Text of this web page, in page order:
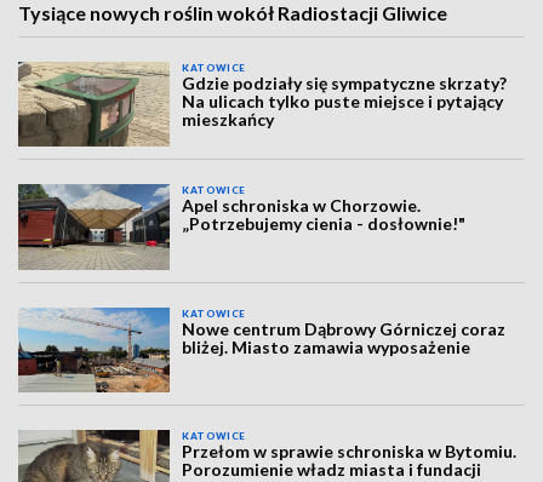
Tysiące nowych roślin wokół Radiostacji Gliwice
KATOWICE
Gdzie podziały się sympatyczne skrzaty?
Na ulicach tylko puste miejsce i pytający
mieszkańcy
KATOWICE
Apel schroniska w Chorzowie.
„Potrzebujemy cienia - dosłownie!"
KATOWICE
Nowe centrum Dąbrowy Górniczej coraz
bliżej. Miasto zamawia wyposażenie
KATOWICE
Przełom w sprawie schroniska w Bytomiu.
Porozumienie władz miasta i fundacji